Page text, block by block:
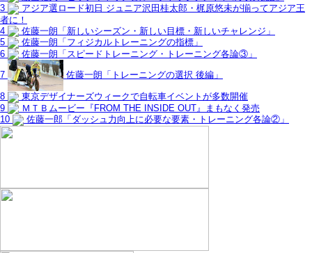
3
アジア選ロード初日 ジュニア沢田桂太郎・梶原悠未が揃ってアジア王
者に！
4
佐藤一朗「新しいシーズン・新しい目標・新しいチャレンジ」
5
佐藤一朗「フィジカルトレーニングの指標」
6
佐藤一朗「スピードトレーニング・トレーニング各論③」
7 佐藤一朗「トレーニングの選択 後編」
8
東京デザイナーズウィークで自転車イベントが多数開催
9
ＭＴＢムービー『FROM THE INSIDE OUT』まもなく発売
10
佐藤一郎「ダッシュ力向上に必要な要素・トレーニング各論②」